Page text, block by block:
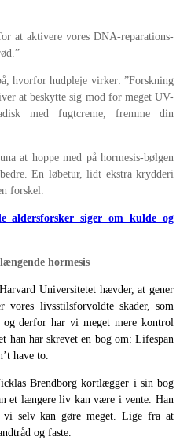
at aktivere vores DNA-reparations-
hvorfor hudpleje virker: ”Forskning
at beskytte sig mod for meget UV-
med fugtcreme, fremme din
at hoppe med på hormesis-bølgen
En løbetur, lidt ekstra krydderi
forskel.
aldersforsker siger om kulde og
hormesis
Universitetet hævder, at gener
livsstilsforvoldte skader, som
og derfor har vi meget mere kontrol
han har skrevet en bog om: Lifespan
have to.
Brendborg kortlægger i sin bog
et længere liv kan være i vente. Han
vi selv kan gøre meget. Lige fra at
og faste.